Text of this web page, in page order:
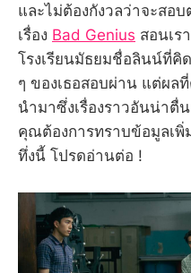
และไม่ต้องกังวลว่าจะสอ
เรื่อง Bad Genius สอนเร
โรงเรียนมัธยมชื่อลินน์ที่คิ
ๆ ของเธอสอบผ่าน แต่ผล
นำมาซึ่งเรื่องราวอันน่าตื่
คุณต้องการทราบข้อมูลเพิ่
ทึ่งนี้ โปรดอ่านต่อ !